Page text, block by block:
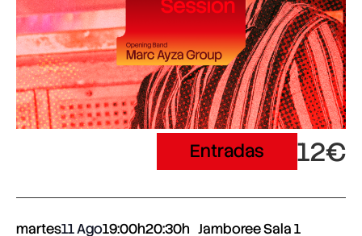
Entradas 12€
martes11 Ago19:00h20:30h Jamboree Sala 1